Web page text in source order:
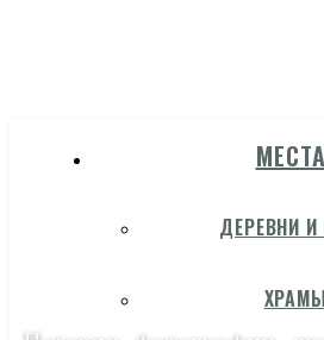
МЕСТА
ДЕРЕВНИ
ХРАМЫ